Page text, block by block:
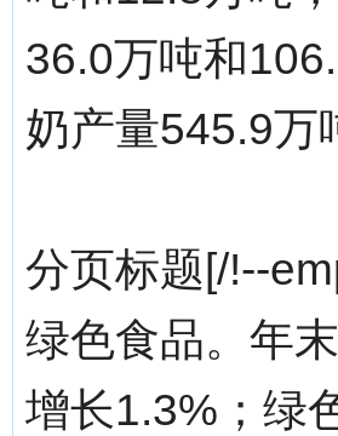
36.0万吨和
奶产量545.9万
分页标题[/!--
绿色食品。年
增长1.3%；绿